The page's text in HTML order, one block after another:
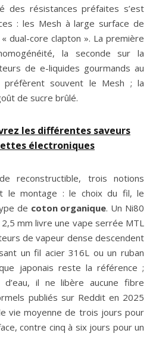
des résistances préfaites s’est
: les Mesh à large surface de
dual-core clapton ». La première
la seconde sur la
de e-liquides gourmands au
préfèrent souvent le Mesh ; la
de sucre brûlé.
les différentes saveurs
électroniques
reconstructible, trois notions
le montage : le choix du fil, le
de coton organique. Un Ni80
mm livre une vape serrée MTL
de vapeur dense descendent
un fil acier 316L ou un ruban
japonais reste la référence ;
il ne libère aucune fibre
publiés sur Reddit en 2025
vie moyenne de trois jours pour
contre cinq à six jours pour un